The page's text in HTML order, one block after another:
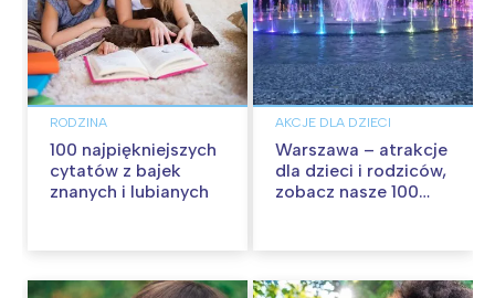
RODZINA
100 najpiękniejszych
cytatów z bajek
znanych i lubianych
AKCJE DLA DZIECI
Warszawa – atrakcje
dla dzieci i rodziców,
zobacz nasze 100